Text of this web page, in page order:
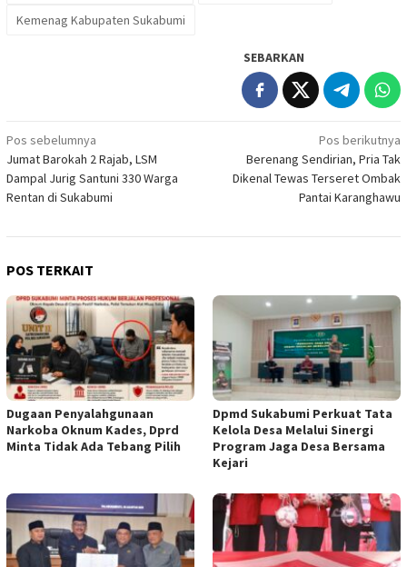
Kemenag Kabupaten Sukabumi
SEBARKAN
Navigasi
pos
Pos sebelumnya
Jumat Barokah 2 Rajab, LSM
Dampal Jurig Santuni 330 Warga
Rentan di Sukabumi
Pos berikutnya
Berenang Sendirian, Pria Tak
Dikenal Tewas Terseret Ombak
Pantai Karanghawu
POS TERKAIT
Dugaan Penyalahgunaan
Narkoba Oknum Kades, Dprd
Minta Tidak Ada Tebang Pilih
Dpmd Sukabumi Perkuat Tata
Kelola Desa Melalui Sinergi
Program Jaga Desa Bersama
Kejari